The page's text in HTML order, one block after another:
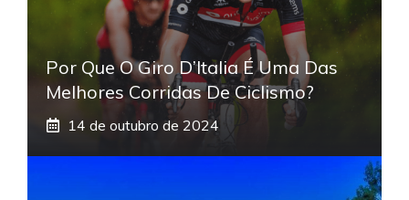
Por Que O Giro D’Italia É Uma Das
Melhores Corridas De Ciclismo?
14 de outubro de 2024